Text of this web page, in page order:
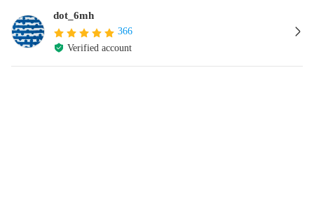
dot_6mh
366
Verified account